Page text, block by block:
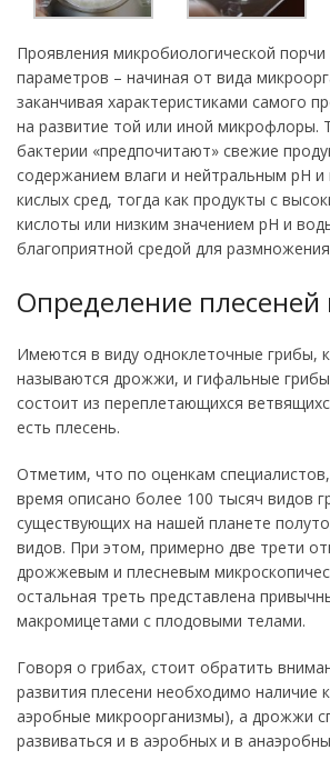
Проявления микробиологической порчи
параметров – начиная от вида
заканчивая характеристиками самого
на развитие той или иной микрофлоры.
бактерии «предпочитают» свежие
содержанием влаги и нейтральным pH и
кислых сред, тогда как продукты с
кислоты или низким значением pH и
благоприятной средой для
Определение
Имеются в виду одноклеточные грибы,
называются дрожжи, и гифальные
состоит из переплетающихся
есть плесень.
Отметим, что по оценкам
время описано более 100 тысяч видов
существующих на нашей планете
видов. При этом, примерно две трети
дрожжевым и плесневым
остальная треть представлена
макромицетами с плодовыми телами.
Говоря о грибах, стоит обратить
развития плесени необходимо наличие
аэробные микроорганизмы), а дрожжи
развиваться и в аэробных и в